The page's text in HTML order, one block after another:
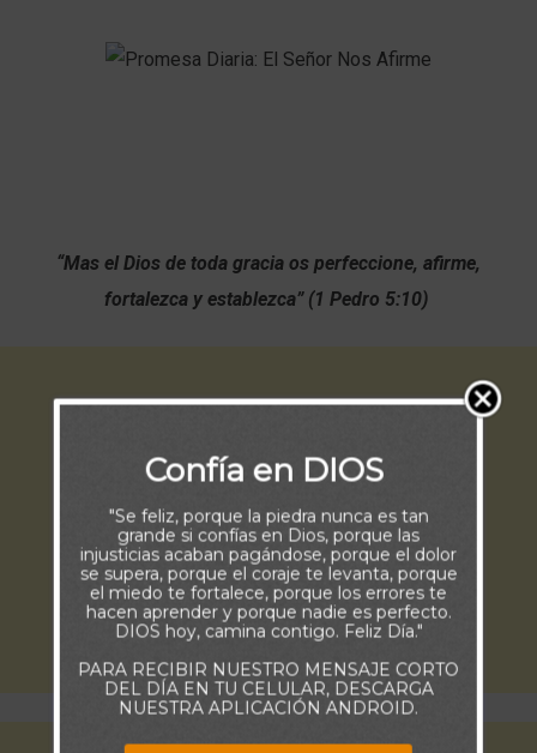
“Mas el Dios de toda gracia os perfeccione, afirme,
fortalezca y establezca” (1 Pedro 5:10)
Confía en DIOS
"Se feliz, porque la piedra nunca es tan
grande si confías en Dios, porque las
injusticias acaban pagándose, porque el dolor
se supera, porque el coraje te levanta, porque
el miedo te fortalece, porque los errores te
hacen aprender y porque nadie es perfecto.
DIOS hoy, camina contigo. Feliz Día."
PARA RECIBIR NUESTRO MENSAJE CORTO
DEL DÍA EN TU CELULAR, DESCARGA
NUESTRA APLICACIÓN ANDROID.